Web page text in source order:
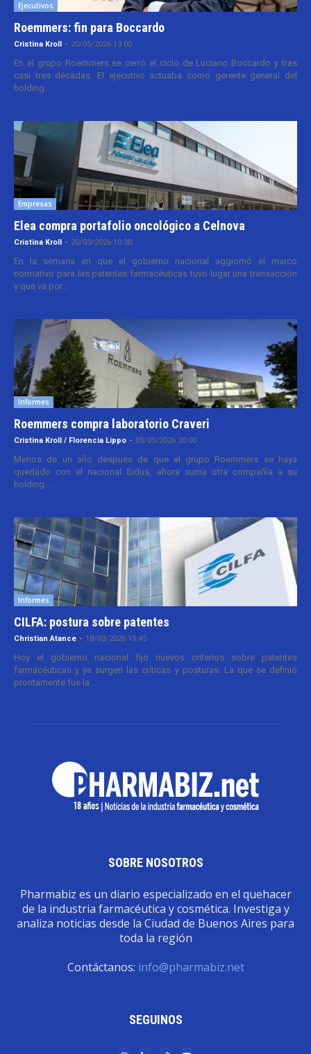
Ejecutivos
Roemmers: fin para Boccardo
Cristina Kroll - 20/05/2026 13:00
En el grupo Roemmers se cerró el ciclo de Luciano Boccardo y tras
casi tres décadas. El ejecutivo actuaba como gerente general del
holding...
Empresas
Elea compra portafolio oncológico a Celnova
Cristina Kroll - 20/03/2026 10:30
En la semana en que el gobierno nacional aggiornó el marco
normativo para las patentes farmacéuticas tuvo lugar una transacción
y que va por...
Informes
Roemmers compra laboratorio Craveri
Cristina Kroll / Florencia Lippo - 05/05/2026 20:00
Menos de un año después de que el grupo Roemmers se haya
quedado con el nacional Sidus, ahora suma otra compañía a su
holding....
Informes
CILFA: postura sobre patentes
Christian Atance - 18/03/2026 15:45
Hoy el gobierno nacional fijó nuevos criterios sobre patentes
farmacéuticas y ya surgen las críticas y posturas. La que se definió
prontamente fue la...
SOBRE NOSOTROS
Pharmabiz es un diario especializado en el quehacer
de la industria farmacéutica y cosmética. Investiga y
analiza noticias desde la Ciudad de Buenos Aires para
toda la región
Contáctanos: info@pharmabiz.net
SEGUINOS